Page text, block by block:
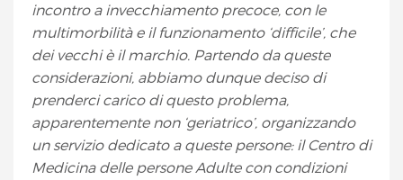
incontro a invecchiamento precoce, con le
multimorbilità e il funzionamento ‘difficile’, che
dei vecchi è il marchio. Partendo da queste
considerazioni, abbiamo dunque deciso di
prenderci carico di questo problema,
apparentemente non ‘geriatrico’, organizzando
un servizio dedicato a queste persone: il Centro di
Medicina delle persone Adulte con condizioni